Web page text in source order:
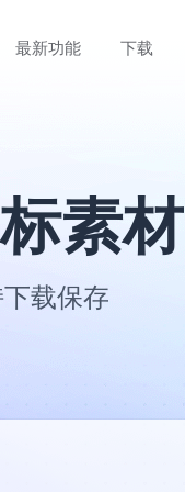
最新功能 下载
素材
载保存